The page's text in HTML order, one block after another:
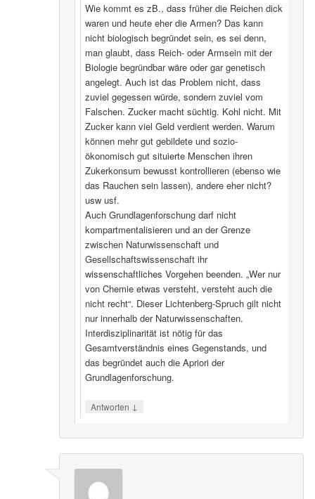
Wie kommt es zB., dass früher die Reichen dick
waren und heute eher die Armen? Das kann
nicht biologisch begründet sein, es sei denn,
man glaubt, dass Reich- oder Armsein mit der
Biologie begründbar wäre oder gar genetisch
angelegt. Auch ist das Problem nicht, dass
zuviel gegessen würde, sondern zuviel vom
Falschen. Zucker macht süchtig. Kohl nicht. Mit
Zucker kann viel Geld verdient werden. Warum
können mehr gut gebildete und sozio-
ökonomisch gut situierte Menschen ihren
Zukerkonsum bewusst kontrollieren (ebenso wie
das Rauchen sein lassen), andere eher nicht?
usw usf.
Auch Grundlagenforschung darf nicht
kompartmentalisieren und an der Grenze
zwischen Naturwissenschaft und
Gesellschaftswissenschaft ihr
wissenschaftliches Vorgehen beenden. „Wer nur
von Chemie etwas versteht, versteht auch die
nicht recht“. Dieser Lichtenberg-Spruch gilt nicht
nur innerhalb der Naturwissenschaften.
Interdisziplinarität ist nötig für das
Gesamtverständnis eines Gegenstands, und
das begründet auch die Apriori der
Grundlagenforschung.
Antworten ↓